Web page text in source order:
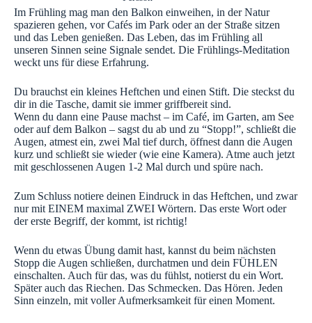
Im Frühling mag man den Balkon einweihen, in der Natur
spazieren gehen, vor Cafés im Park oder an der Straße sitzen
und das Leben genießen. Das Leben, das im Frühling all
unseren Sinnen seine Signale sendet. Die Frühlings-Meditation
weckt uns für diese Erfahrung.
Du brauchst ein kleines Heftchen und einen Stift. Die steckst du
dir in die Tasche, damit sie immer griffbereit sind.
Wenn du dann eine Pause machst – im Café, im Garten, am See
oder auf dem Balkon – sagst du ab und zu “Stopp!”, schließt die
Augen, atmest ein, zwei Mal tief durch, öffnest dann die Augen
kurz und schließt sie wieder (wie eine Kamera). Atme auch jetzt
mit geschlossenen Augen 1-2 Mal durch und spüre nach.
Zum Schluss notiere deinen Eindruck in das Heftchen, und zwar
nur mit EINEM maximal ZWEI Wörtern. Das erste Wort oder
der erste Begriff, der kommt, ist richtig!
Wenn du etwas Übung damit hast, kannst du beim nächsten
Stopp die Augen schließen, durchatmen und dein FÜHLEN
einschalten. Auch für das, was du fühlst, notierst du ein Wort.
Später auch das Riechen. Das Schmecken. Das Hören. Jeden
Sinn einzeln, mit voller Aufmerksamkeit für einen Moment.